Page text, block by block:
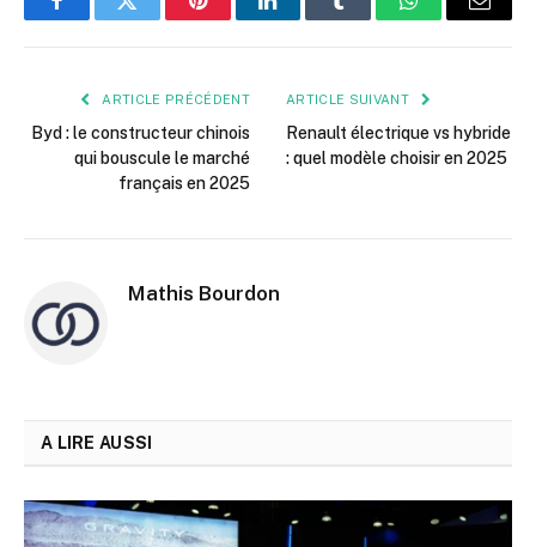
FacebookTwitter PinterestLinkedInTumblr WhatsApp
E-
ARTICLE PRÉCÉDENT
Byd : le constructeur chinois
qui bouscule le marché
français en 2025
ARTICLE SUIVANT
Renault électrique vs hybride
: quel modèle choisir en 2025
Mathis Bourdon
A LIRE AUSSI